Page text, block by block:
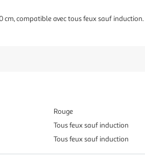
cm, compatible avec tous feux sauf
Rouge
Tous feux sauf induction
Tous feux sauf induction